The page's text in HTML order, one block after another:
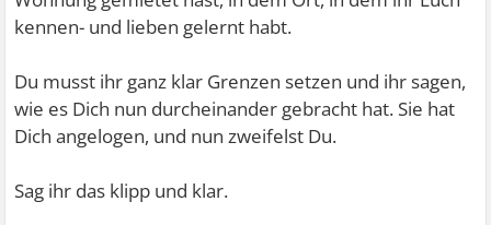
kennen- und lieben gelernt habt.
Du musst ihr ganz klar Grenzen setzen und ihr sagen,
wie es Dich nun durcheinander gebracht hat. Sie hat
Dich angelogen, und nun zweifelst Du.
Sag ihr das klipp und klar.